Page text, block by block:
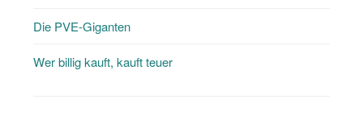
Die PVE-Giganten
Wer billig kauft, kauft teuer